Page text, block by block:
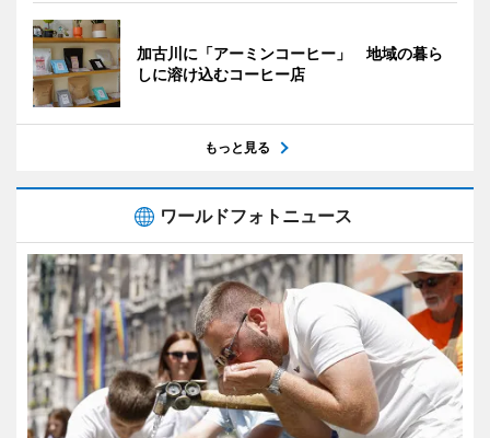
加古川に「アーミンコーヒー」 地域の暮ら
しに溶け込むコーヒー店
もっと見る
ワールドフォトニュース